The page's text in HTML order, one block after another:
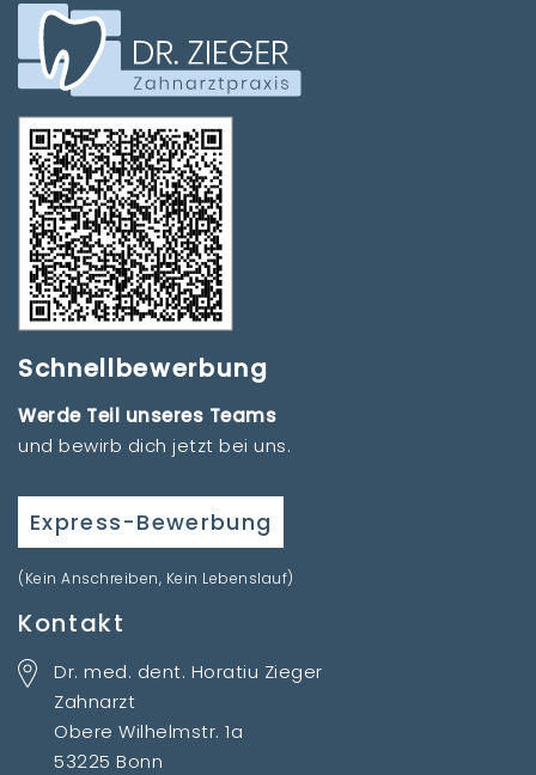
Schnellbewerbung
Werde Teil unseres Teams
und bewirb dich jetzt bei uns.
Express-Bewerbung
(Kein Anschreiben, Kein Lebenslauf)
Kontakt
Dr. med. dent. Horatiu Zieger
Zahnarzt
Obere Wilhelmstr. 1a
53225 Bonn